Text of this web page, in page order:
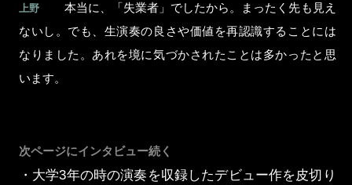
上野
本当に、「失業者」でしたから。まったく先も見え
ないし。でも、生演奏の良さや価値を再認識することには
なりました。あれを境に気づかされたことは多かったと思
います。
次ページにインタビュー続く
・大学3年の時の演奏を収録したデビュー作を皮切り